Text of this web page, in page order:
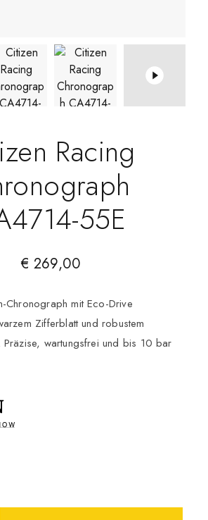
Racing
55E
€ 269,00
Chronograph mit Eco-Drive
Zifferblatt und robustem
Präzise, wartungsfrei und bis 10 bar